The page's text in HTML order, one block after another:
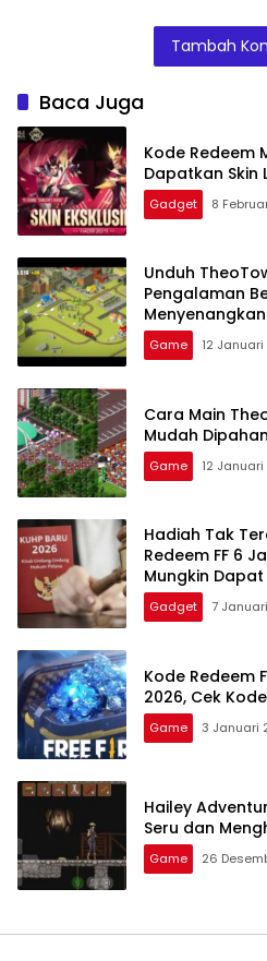
Gahar Gratis
Berlaku
Tambah
Baca Juga
Kode Redeem
Dapatkan Skin
Gadget 8
Unduh
Pengalaman
Menyenangkan
Game 12
Cara Main
Mudah
Game 12
Hadiah Tak
Redeem FF 6
Mungkin
Gratis
Gadget 7
Kode Redeem
2026, Cek
Game 3 Januari
Hailey
Seru dan
Game 26